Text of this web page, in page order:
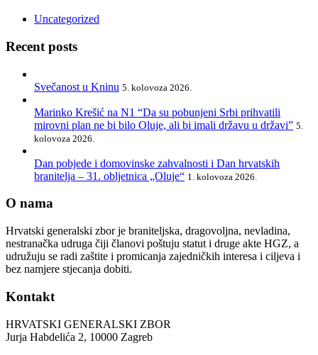
Uncategorized
Recent posts
Svečanost u Kninu 5. kolovoza 2026.
Marinko Krešić na N1 “Da su pobunjeni Srbi prihvatili
mirovni plan ne bi bilo Oluje, ali bi imali državu u državi” 5.
kolovoza 2026.
Dan pobjede i domovinske zahvalnosti i Dan hrvatskih
branitelja – 31. obljetnica „Oluje“ 1. kolovoza 2026.
O nama
Hrvatski generalski zbor je braniteljska, dragovoljna, nevladina,
nestranačka udruga čiji članovi poštuju statut i druge akte HGZ, a
udružuju se radi zaštite i promicanja zajedničkih interesa i ciljeva i
bez namjere stjecanja dobiti.
Kontakt
HRVATSKI GENERALSKI ZBOR
Jurja Habdelića 2, 10000 Zagreb